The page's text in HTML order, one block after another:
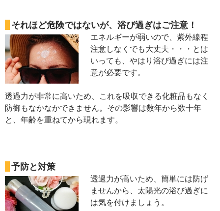
それほど危険ではないが、浴び過ぎはご注意！
エネルギーが弱いので、紫外線程
注意しなくでも大丈夫・・・とは
いっても、やはり浴び過ぎには注
意が必要です。
透過力が非常に高いため、これを吸収できる化粧品もなく
防御もなかなかできません。その影響は数年から数十年
と、年齢を重ねてから現れます。
予防と対策
透過力が高いため、簡単には防げ
ませんから、太陽光の浴び過ぎに
は気を付けましょう。